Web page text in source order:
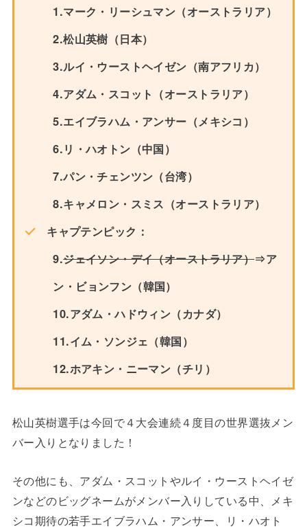
1.マーク・リーシュマン（オーストラリア）
2.松山英樹（日本）
3.ルイ・ウーストヘイゼン（南アフリカ）
4.アダム・スコット（オーストラリア）
5.エイブラハム・アンサー（メキシコ）
6.リ・ハオトン（中国）
7.パン・チェンツン（台湾）
8.キャメロン・スミス（オーストラリア）
キャプテンピック：
9.ジェイソン・デイ（オーストラリア）⇒ア
ン・ビョンフン（韓国）
10.アダム・ハドウィン（カナダ）
11.イム・ソンジェ（韓国）
12.ホアキン・ニーマン（チリ）
松山英樹選手は今回で４大会連続４度目の世界選抜メン
バー入りとなりました！
その他にも、アダム・スコットやルイ・ウーストヘイゼ
ンなどのビッグネームがメンバー入りしている中、メキ
シコ期待の若手エイブラハム・アンサー、リ・ハオト